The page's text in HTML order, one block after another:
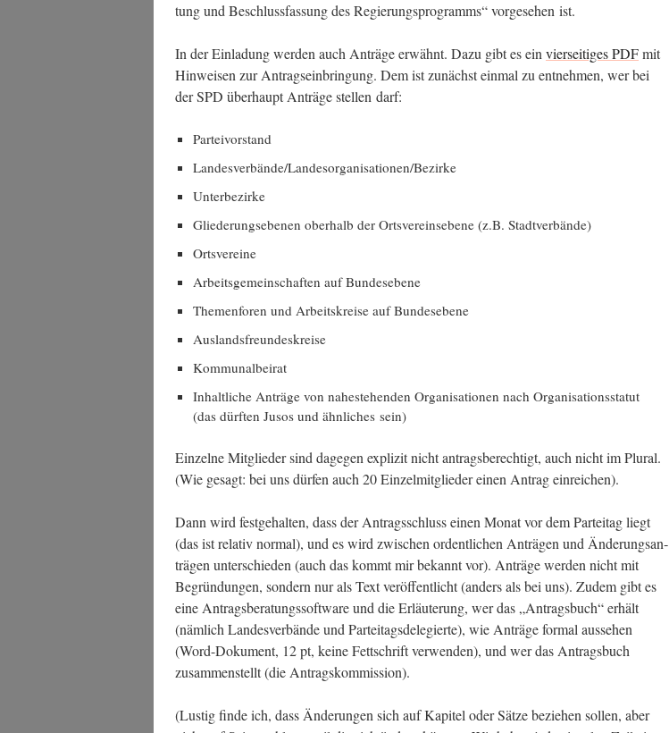
tung und Beschluss­fas­sung des Regie­rungs­pro­gramms“ vor­ge­se­hen ist.
In der Ein­la­dung wer­den auch Anträ­ge erwähnt. Dazu gibt es ein vier­sei­ti­ges PDFmit
Hin­wei­sen zur Antrags­ein­brin­gung. Dem ist zunächst ein­mal zu ent­neh­men, wer bei
der SPD über­haupt Anträ­ge stel­len darf:
Par­tei­vor­stand
Landesverbände/Landesorganisationen/Bezirke
Unter­be­zir­ke
Glie­de­rungs­ebe­nen ober­halb der Orts­ver­eins­ebe­ne (z.B. Stadtverbände)
Orts­ver­ei­ne
Arbeits­ge­mein­schaf­ten auf Bundesebene
The­men­fo­ren und Arbeits­krei­se auf Bundesebene
Aus­lands­freun­des­krei­se
Kom­mu­nal­bei­rat
Inhalt­li­che Anträ­ge von nahe­ste­hen­den Orga­ni­sa­tio­nen nach Orga­ni­sa­ti­ons­sta­tut
(das dürf­ten Jusos und ähn­li­ches sein)
Ein­zel­ne Mit­glie­der sind dage­gen expli­zit nicht antrags­be­rech­tigt, auch nicht im Plu­ral.
(Wie gesagt: bei uns dür­fen auch 20 Ein­zel­mit­glie­der einen Antrag einreichen).
Dann wird fest­ge­hal­ten, dass der Antrags­schluss einen Monat vor dem Par­tei­tag liegt
(das ist rela­tiv nor­mal), und es wird zwi­schen ordent­li­chen Anträ­gen und Ände­rungs­an­
trä­gen unter­schie­den (auch das kommt mir bekannt vor). Anträ­ge wer­den nicht mit
Begrün­dun­gen, son­dern nur als Text ver­öf­fent­licht (anders als bei uns). Zudem gibt es
eine Antrags­be­ra­tungs­soft­ware und die Erläu­te­rung, wer das „Antrags­buch“ erhält
(näm­lich Lan­des­ver­bän­de und Par­tei­tags­de­le­gier­te), wie Anträ­ge for­mal aus­se­hen
(Word-Doku­ment, 12 pt, kei­ne Fett­schrift ver­wen­den), und wer das Antrags­buch
zusam­men­stellt (die Antragskommission).
(Lus­tig fin­de ich, dass Ände­run­gen sich auf Kapi­tel oder Sät­ze bezie­hen sol­len, aber